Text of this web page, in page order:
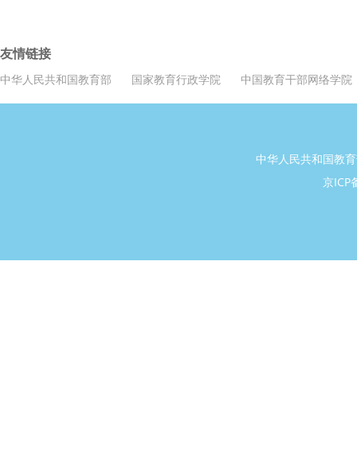
友情链接
中华人民共和国教育部 国家教育行政学院 中国教育干部网络学院
中华人民共和国教
京ICP